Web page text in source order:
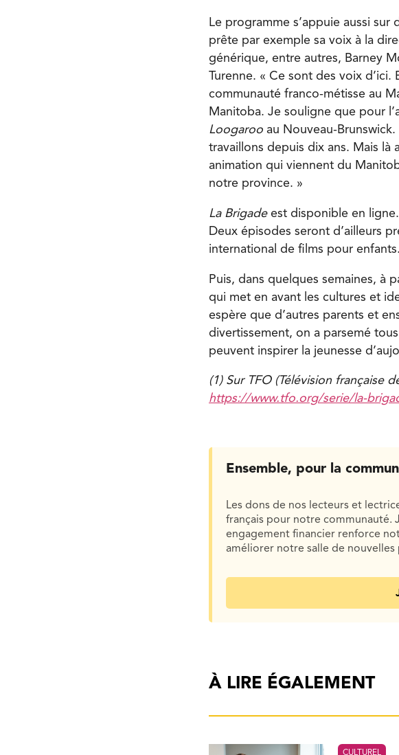
Le programme s’appuie aussi
prête par exemple sa voix à la
générique, entre autres, Barney
Turenne. « Ce sont des voix
communauté franco-métisse au
Manitoba. Je souligne que pour
Loogaroo au Nouveau-Brunswick.
travaillons depuis dix ans. Mais là
animation qui viennent du
notre province. »
La Brigade est disponible en
Deux épisodes seront d’ailleurs
international de films pour enfants.
Puis, dans quelques semaines, à
qui met en avant les cultures et
espère que d’autres parents et
divertissement, on a parsemé
peuvent inspirer la jeunesse
(1) Sur TFO (Télévision française
https://www.tfo.org/serie/la-
Ensemble, pour la
Les dons de nos lecteurs et
français pour notre communauté.
engagement financier renforce
améliorer notre salle de nouvelles
À LIRE ÉGALEMENT
CULTUREL